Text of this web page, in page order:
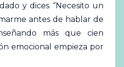
y dices “Necesito un
antes de hablar de
más que cien
emocional empieza por